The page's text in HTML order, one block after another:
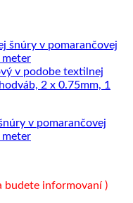
v pomarančovej
meter
budete informovaní )